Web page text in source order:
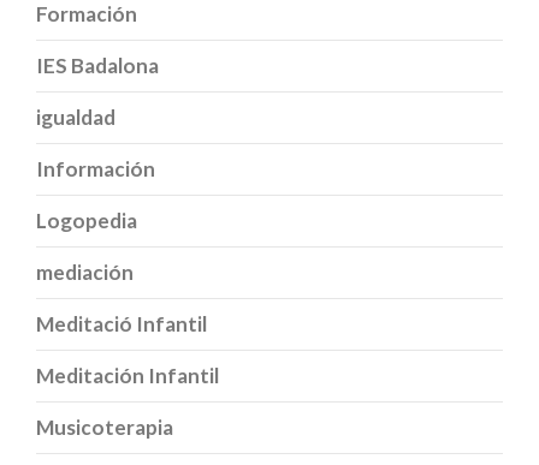
Formación
IES Badalona
igualdad
Información
Logopedia
mediación
Meditació Infantil
Meditación Infantil
Musicoterapia